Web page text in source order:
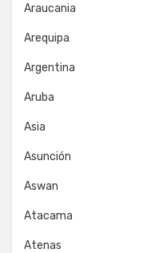
Araucania
Arequipa
Argentina
Aruba
Asia
Asunción
Aswan
Atacama
Atenas